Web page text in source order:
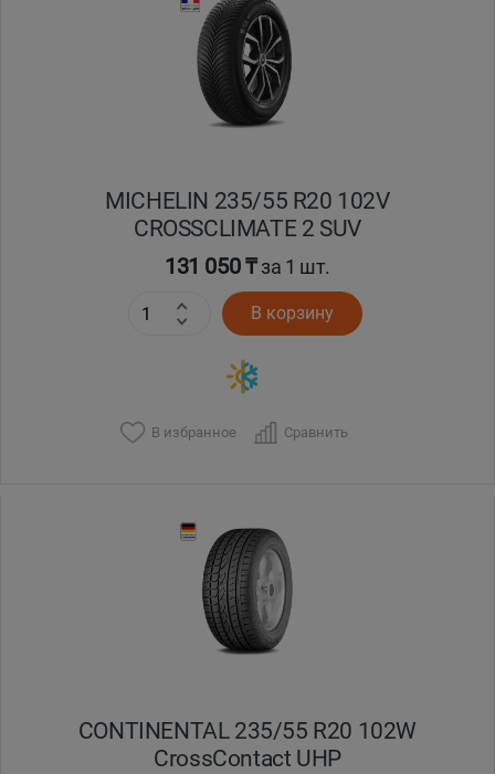
MICHELIN 235/55 R20 102V
CROSSCLIMATE 2 SUV
131 050 ₸за 1 шт.
В корзину
В избранное Сравнить
CONTINENTAL 235/55 R20 102W
CrossContact UHP